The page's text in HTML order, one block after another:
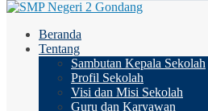
Beranda
Tentang
Sambutan Kepala Sekolah
Profil Sekolah
Visi dan Misi Sekolah
Guru dan Karyawan